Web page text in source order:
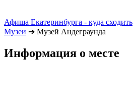
Афиша Екатеринбурга - куда сходить
Музеи ➔ Музей Андеграунда
Информация о месте